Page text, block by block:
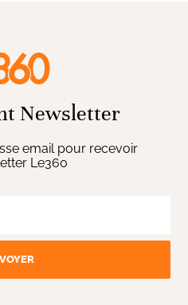
Newsletter
email pour recevoir
Le360